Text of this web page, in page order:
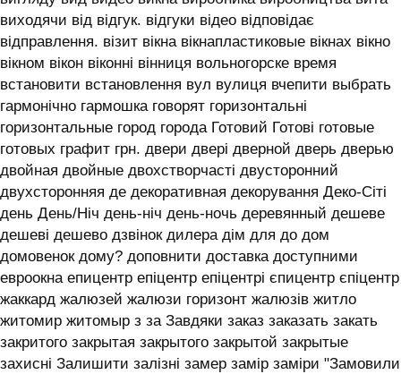
виходячи від відгук. відгуки відео відповідає
відправлення. візит вікна вікнапластиковые вікнах вікно
вікном вікон віконні вінниця вольногорске время
встановити встановлення вул вулиця вчепити выбрать
гармонічно гармошка говорят горизонтальні
горизонтальные город города Готовий Готові готовые
готовых графит грн. двери двері дверной дверь дверью
двойная двойные двохстворчасті двусторонний
двухсторонняя де декоративная декорування Деко-Сіті
день День/Ніч день-ніч день-ночь деревянный дешеве
дешеві дешево дзвінок дилера дім для до дом
домовенок дому? доповнити доставка доступними
евроокна епицентр епіцентр епіцентрі єпицентр єпіцентр
жаккард жалюзей жалюзи горизонт жалюзів житло
житомир житомыр з за Завдяки заказ заказать закать
закритого закрытая закрытого закрытой закрытые
захисні Залишити залізні замер замір заміри "Замовили